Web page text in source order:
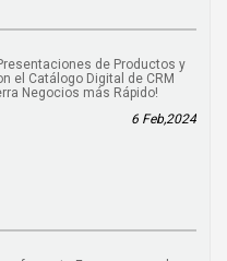
de Productos y
el Catálogo Digital de CRM
Negocios más Rápido!
6 Feb,2024